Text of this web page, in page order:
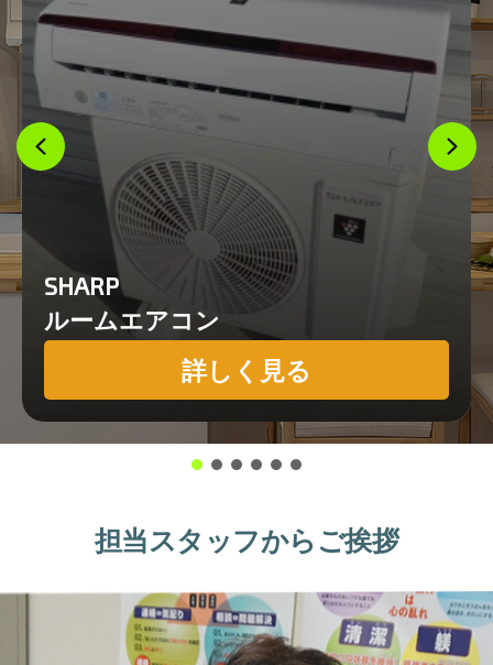
SHARP
ルームエアコン
詳しく見る
担当スタッフからご挨拶